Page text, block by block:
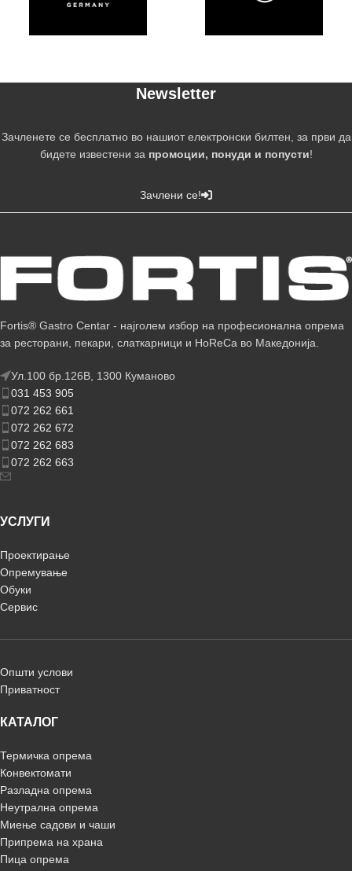
Newsletter
Зачленете се бесплатно во нашиот електронски билтен, за први да
бидете известени за промоции, понуди и попусти!
Зачлени се!
Fortis® Gastro Centar - најголем избор на професионална опрема
за ресторани, пекари, слаткарници и HoReCa во Македонија.
Ул.100 бр.126В, 1300 Куманово
031 453 905
072 262 661
072 262 672
072 262 683
072 262 663
УСЛУГИ
Проектирање
Опремување
Обуки
Сервис
Општи услови
Приватност
КАТАЛОГ
Термичка опрема
Конвектомати
Разладна опрема
Неутрална опрема
Миење садови и чаши
Припрема на храна
Пица опрема